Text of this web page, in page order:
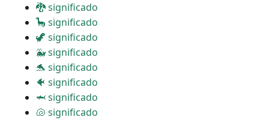
🐉 significado
🦕 significado
🦖 significado
🐳 significado
🐬 significado
🐠 significado
🦈 significado
🐚 significado